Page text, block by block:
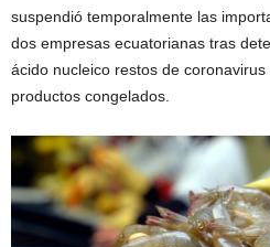
suspendió temporalmente las
dos empresas ecuatorianas tras
ácido nucleico restos de
productos congelados.